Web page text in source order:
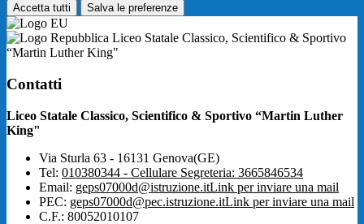
Accetta tutti Salva le preferenze
Liceo Statale Classico, Scientifico & Sportivo
“Martin Luther King"
Contatti
Liceo Statale Classico, Scientifico & Sportivo “Martin Luther
King"
Via Sturla 63 - 16131 Genova(GE)
Tel: 010380344 - Cellulare Segreteria: 3665846534
Email: geps07000d@istruzione.itLink per inviare una mail
PEC: geps07000d@pec.istruzione.itLink per inviare una mail
C.F.: 80052010107